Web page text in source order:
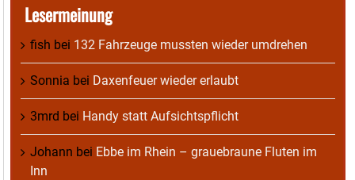
Lesermeinung
fish bei 132 Fahrzeuge mussten wieder umdrehen
Sonnia bei Daxenfeuer wieder erlaubt
3mrd bei Handy statt Aufsichtspflicht
Johann bei Ebbe im Rhein – grauebraune Fluten im
Inn